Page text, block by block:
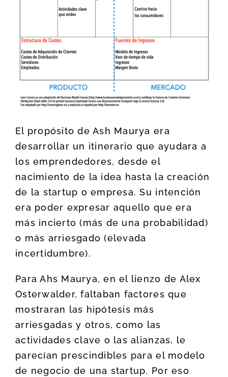
El propósito de Ash Maurya era
desarrollar un itinerario que ayudara a
los emprendedores, desde el
nacimiento de la idea hasta la creación
de la startup o empresa. Su intención
era poder expresar aquello que era
más incierto (más de una probabilidad)
o más arriesgado (elevada
incertidumbre).
Para Ahs Maurya, en el lienzo de Alex
Osterwalder, faltaban factores que
mostraran las hipótesis más
arriesgadas y otros, como las
actividades clave o las alianzas, le
parecían prescindibles para el modelo
de negocio de una startup. Por eso